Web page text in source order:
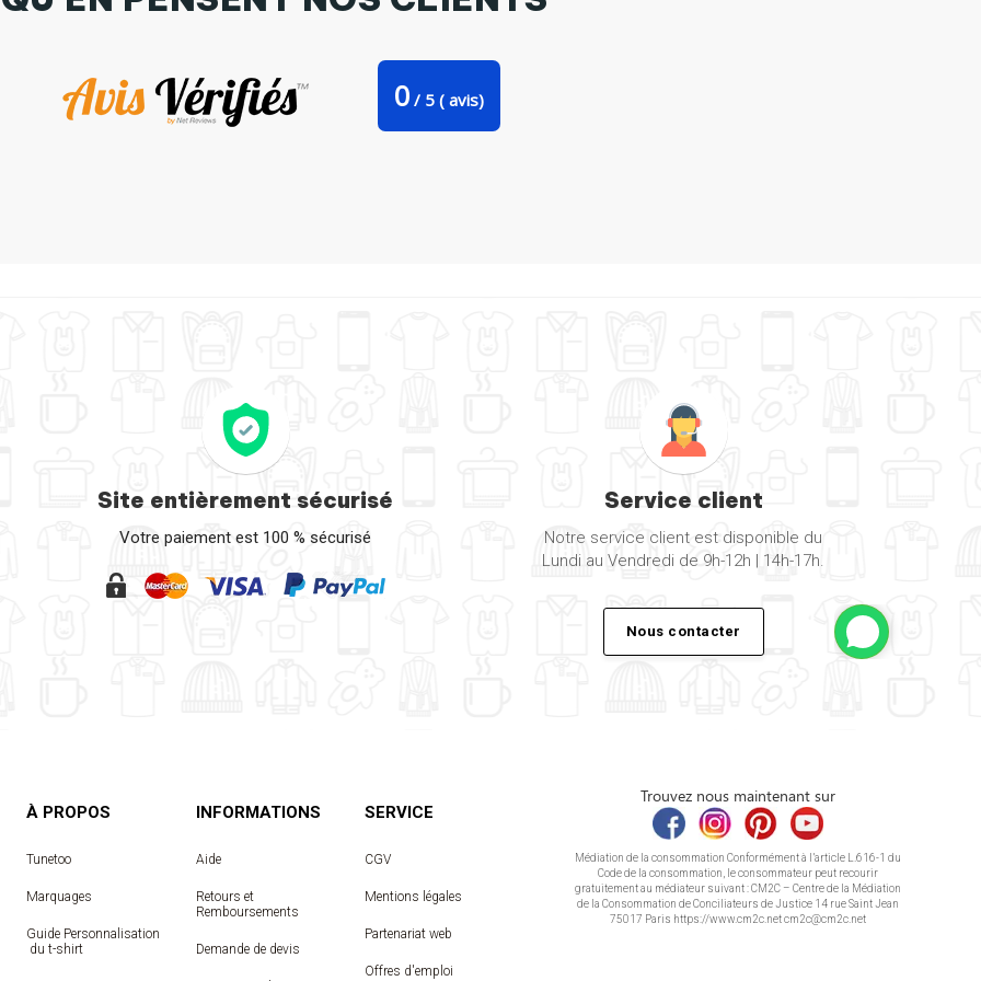
0 / 5 ( avis)
Site entièrement sécurisé
Votre paiement est 100 % sécurisé
Service client
Notre service client est disponible du
Lundi au Vendredi de 9h-12h | 14h-17h.
Nous contacter
À PROPOS
Tunetoo
Marquages
Guide Personnalisation
du t-shirt
INFORMATIONS
Aide
Retours et
Remboursements
Demande de devis
SERVICE
CGV
Mentions légales
Partenariat web
Offres d'emploi
Trouvez nous maintenant sur
Médiation de la consommation Conformément à l’article L.616-1 du
Code de la consommation, le consommateur peut recourir
gratuitement au médiateur suivant : CM2C – Centre de la Médiation
de la Consommation de Conciliateurs de Justice 14 rue Saint Jean
75017 Paris https://www.cm2c.net cm2c@cm2c.net